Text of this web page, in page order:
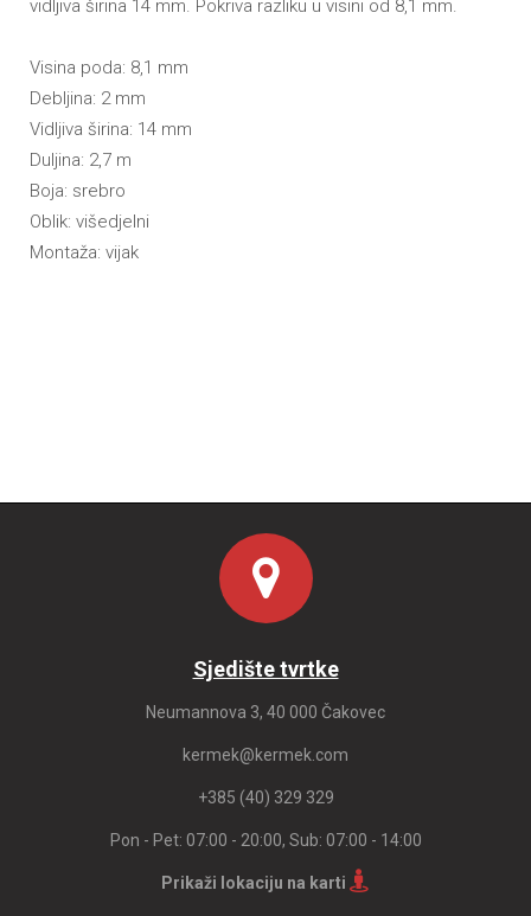
vidljiva širina 14 mm. Pokriva razliku u visini od 8,1 mm.
Visina poda: 8,1 mm
Debljina: 2 mm
Vidljiva širina: 14 mm
Duljina: 2,7 m
Boja: srebro
Oblik: višedjelni
Montaža: vijak
Sjedište tvrtke
Neumannova 3, 40 000 Čakovec
kermek@kermek.com
+385 (40) 329 329
Pon - Pet: 07:00 - 20:00, Sub: 07:00 - 14:00
Prikaži lokaciju na karti